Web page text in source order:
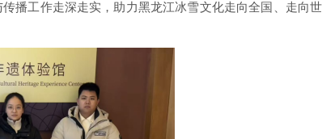
播工作走深走实，助力黑龙江冰雪文化走向全国、走向世